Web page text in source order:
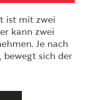
ist mit zwei
kann zwei
Je nach
bewegt sich der